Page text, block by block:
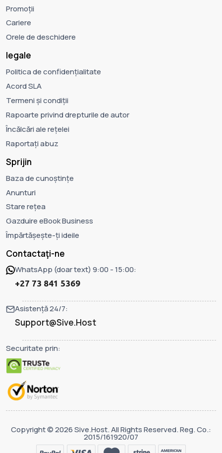
Promoții
Cariere
Orele de deschidere
legale
Politica de confidențialitate
Acord SLA
Termeni și condiții
Rapoarte privind drepturile de autor
Încălcări ale rețelei
Raportați abuz
Sprijin
Baza de cunoștințe
Anunturi
Stare rețea
Gazduire eBook Business
Împărtășește-ți ideile
Contactaţi-ne
WhatsApp (doar text) 9:00 - 15:00:
+27 73 841 5369
Asistență 24/7:
Support@Sive.Host
Securitate prin:
Copyright © 2026 Sive.Host. All Rights Reserved. Reg. Co.:
2015/161920/07